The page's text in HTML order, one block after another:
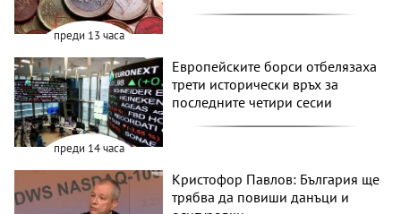
преди 13 часа
преди 14 часа
Европейските борси отбелязаха
трети исторически връх за
последните четири сесии
Кристофор Павлов: България ще
трябва да повиши данъци и